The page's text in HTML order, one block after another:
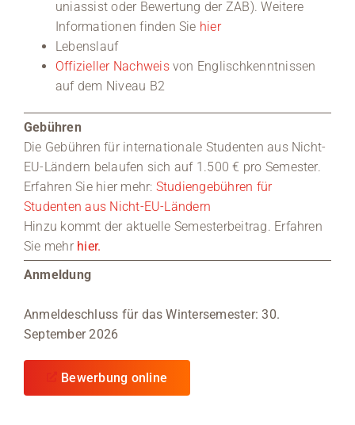
uniassist oder Bewertung der ZAB). Weitere
Informationen finden Sie hier
Lebenslauf
Offizieller Nachweisvon Englischkenntnissen
auf dem Niveau B2
Gebühren
Die Gebühren für internationale Studenten aus Nicht-
EU-Ländern belaufen sich auf 1.500 € pro Semester.
Erfahren Sie hier mehr: Studiengebühren für
Studenten aus Nicht-EU-Ländern
Hinzu kommt der aktuelle Semesterbeitrag. Erfahren
Sie mehr hier.
Anmeldung
Anmeldeschluss für das Wintersemester: 30.
September 2026
Bewerbung online